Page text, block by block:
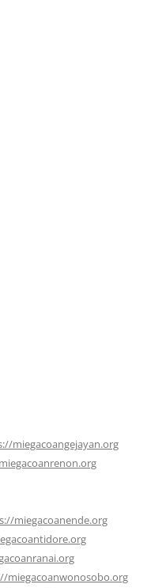
miegacoangejayan.org
miegacoanende.org
miegacoanwonosobo.org